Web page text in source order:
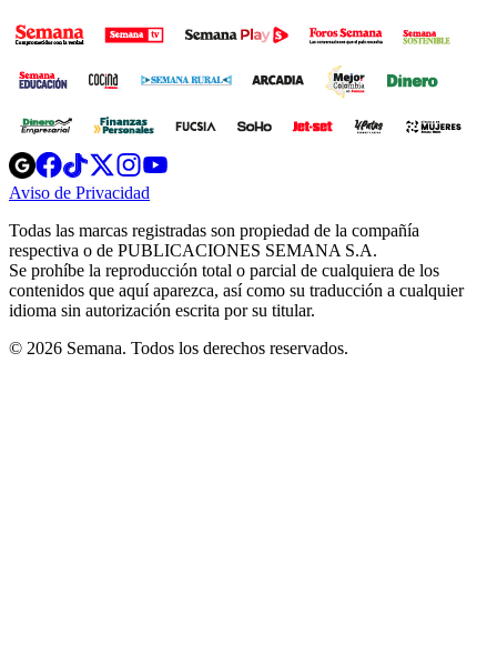
Opens
in
new
Opens
in
new
Opens
in
new
window
Opens
new
windowwindow
Aviso de Privacidad
new
window
Todas las marcas registradas son propiedad de la compañía
respectiva o de PUBLICACIONES SEMANA S.A.
Se prohíbe la reproducción total o parcial de cualquiera de los
contenidos que aquí aparezca, así como su traducción a cualquier
idioma sin autorización escrita por su titular.
© 2026 Semana. Todos los derechos reservados.